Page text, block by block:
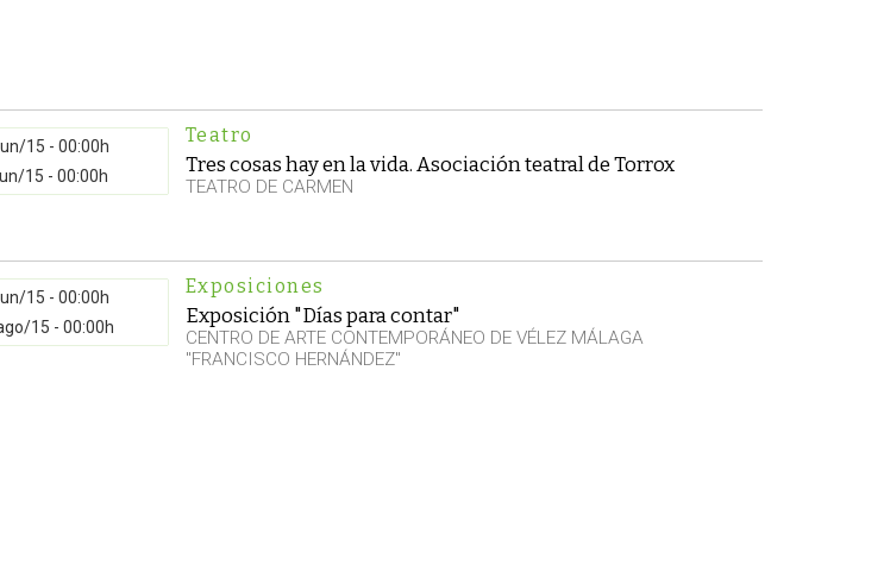
15 - 00:00h
15 - 00:00h
Teatro
Tres cosas hay en la vida. Asociación teatral de Torrox
TEATRO DE CARMEN
15 - 00:00h
15 - 00:00h
Exposiciones
Exposición "Días para contar"
CENTRO DE ARTE CONTEMPORÁNEO DE VÉLEZ MÁLAGA
"FRANCISCO HERNÁNDEZ"